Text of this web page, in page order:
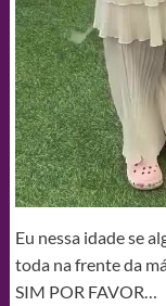
Eu nessa idade se
toda na frente da
SIM POR FAVOR…